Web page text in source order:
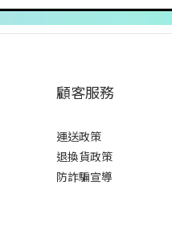
顧客服務
運送政策
退換貨政策
防詐騙宣導